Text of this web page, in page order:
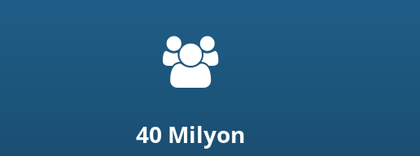
40 Milyon